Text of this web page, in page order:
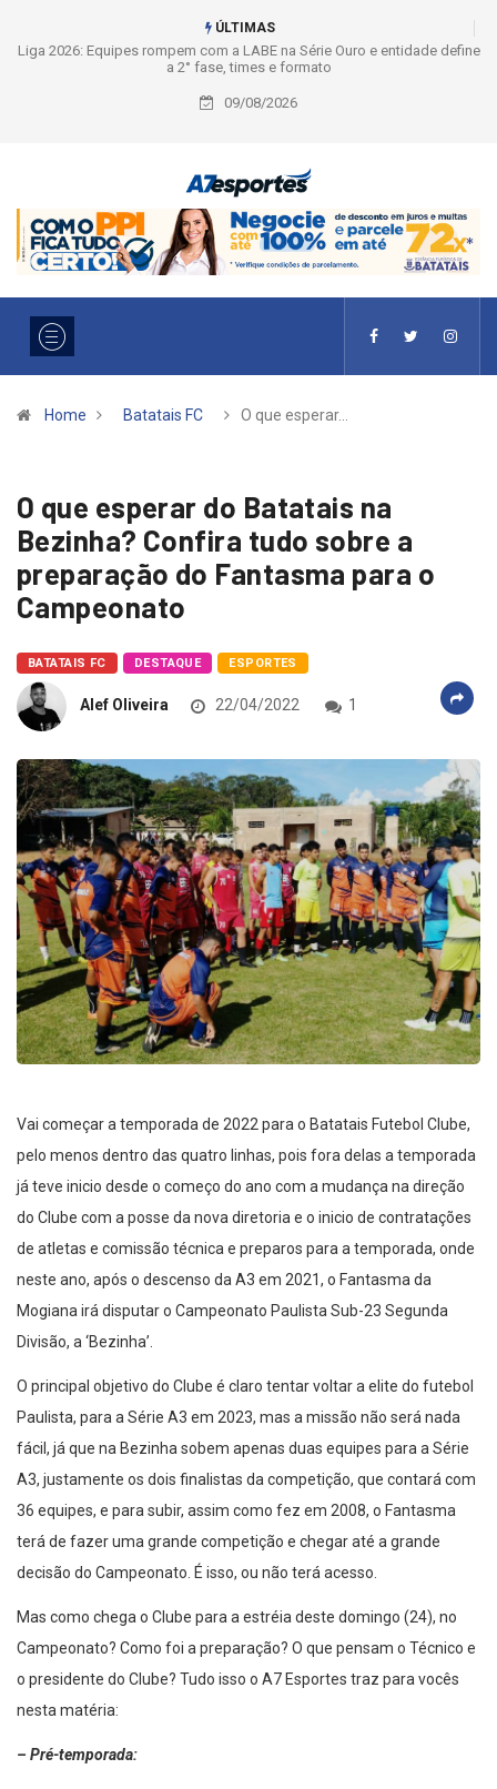
ÚLTIMAS
Liga 2026: Equipes rompem com a LABE na Série Ouro e entidade define
a 2° fase, times e formato
09/08/2026
Home Batatais FC O que esperar…
O que esperar do Batatais na
Bezinha? Confira tudo sobre a
preparação do Fantasma para o
Campeonato
BATATAIS FC DESTAQUE ESPORTES
Alef Oliveira 22/04/2022 1
Vai começar a temporada de 2022 para o Batatais Futebol Clube,
pelo menos dentro das quatro linhas, pois fora delas a temporada
já teve inicio desde o começo do ano com a mudança na direção
do Clube com a posse da nova diretoria e o inicio de contratações
de atletas e comissão técnica e preparos para a temporada, onde
neste ano, após o descenso da A3 em 2021, o Fantasma da
Mogiana irá disputar o Campeonato Paulista Sub-23 Segunda
Divisão, a ‘Bezinha’.
O principal objetivo do Clube é claro tentar voltar a elite do futebol
Paulista, para a Série A3 em 2023, mas a missão não será nada
fácil, já que na Bezinha sobem apenas duas equipes para a Série
A3, justamente os dois finalistas da competição, que contará com
36 equipes, e para subir, assim como fez em 2008, o Fantasma
terá de fazer uma grande competição e chegar até a grande
decisão do Campeonato. É isso, ou não terá acesso.
Mas como chega o Clube para a estréia deste domingo (24), no
Campeonato? Como foi a preparação? O que pensam o Técnico e
o presidente do Clube? Tudo isso o A7 Esportes traz para vocês
nesta matéria:
– Pré-temporada: